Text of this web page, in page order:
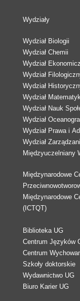
Wydziały
Wydział Biologii
Wydział Chemii
Wydział
Wydział
Wydział
Wydział
Wydział Nauk
Wydział
Wydział Prawa i
Wydział
Międzyuczelniany
Międzynarodowe
Międzynarodowe
(ICTQT)
Biblioteka UG
Centrum Języków
Centrum
Szkoły doktorskie
Wydawnictwo UG
Biuro Karier UG